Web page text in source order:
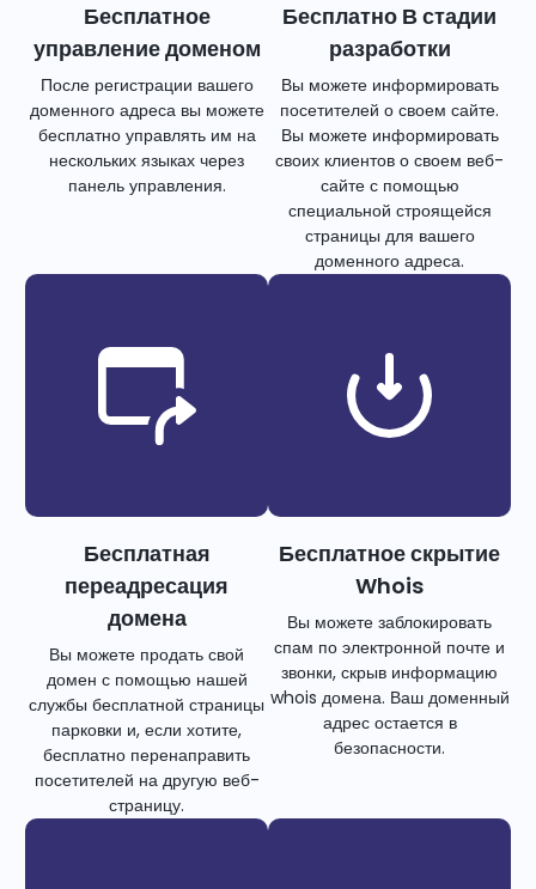
Бесплатное
управление доменом
После регистрации вашего
доменного адреса вы можете
бесплатно управлять им на
нескольких языках через
панель управления.
Бесплатно В стадии
разработки
Вы можете информировать
посетителей о своем сайте.
Вы можете информировать
своих клиентов о своем веб-
сайте с помощью
специальной строящейся
страницы для вашего
доменного адреса.
Бесплатная
переадресация
домена
Вы можете продать свой
домен с помощью нашей
службы бесплатной страницы
парковки и, если хотите,
бесплатно перенаправить
посетителей на другую веб-
страницу.
Бесплатное скрытие
Whois
Вы можете заблокировать
спам по электронной почте и
звонки, скрыв информацию
whois домена. Ваш доменный
адрес остается в
безопасности.